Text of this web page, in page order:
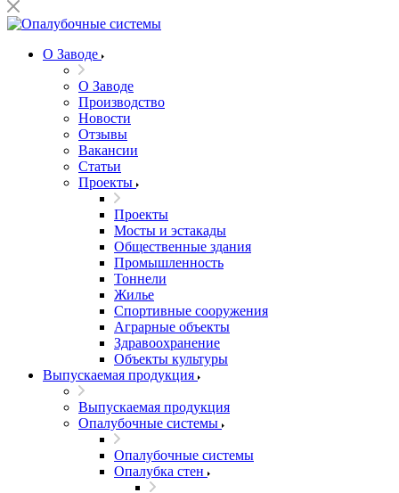
О Заводе
О Заводе
Производство
Новости
Отзывы
Вакансии
Статьи
Проекты
Проекты
Мосты и эстакады
Общественные здания
Промышленность
Тоннели
Жилье
Спортивные сооружения
Аграрные объекты
Здравоохранение
Объекты культуры
Выпускаемая продукция
Выпускаемая продукция
Опалубочные системы
Опалубочные системы
Опалубка стен